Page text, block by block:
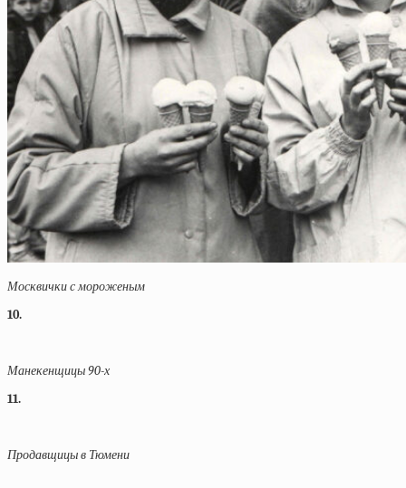
Москвички с мороженым
10.
Манекенщицы 90-х
11.
Продавщицы в Тюмени